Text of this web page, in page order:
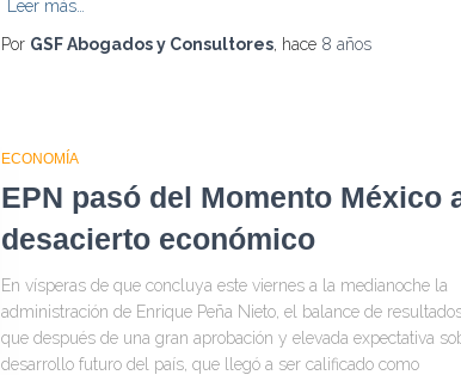
Leer más…
Por GSF Abogados y Consultores, hace 8 años
ECONOMÍA
EPN pasó del Momento México
desacierto económico
En vísperas de que concluya este viernes a la medianoche la
administración de Enrique Peña Nieto, el balance de
que después de una gran aprobación y elevada expectativa
desarrollo futuro del país, que llegó a ser calificado como